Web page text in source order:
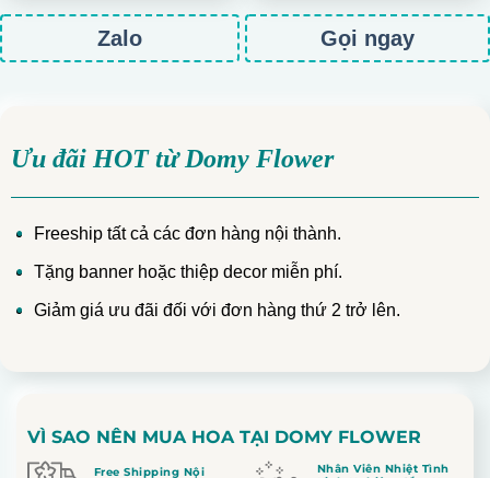
Zalo Gọi ngay
Ưu đãi HOT từ Domy Flower
Freeship tất cả các đơn hàng nội thành.
Tặng banner hoặc thiệp decor miễn phí.
Giảm giá ưu đãi đối với đơn hàng thứ 2 trở lên.
VÌ SAO NÊN MUA HOA TẠI DOMY FLOWER
Free Shipping Nội
Nhân Viên Nhiệt Tình